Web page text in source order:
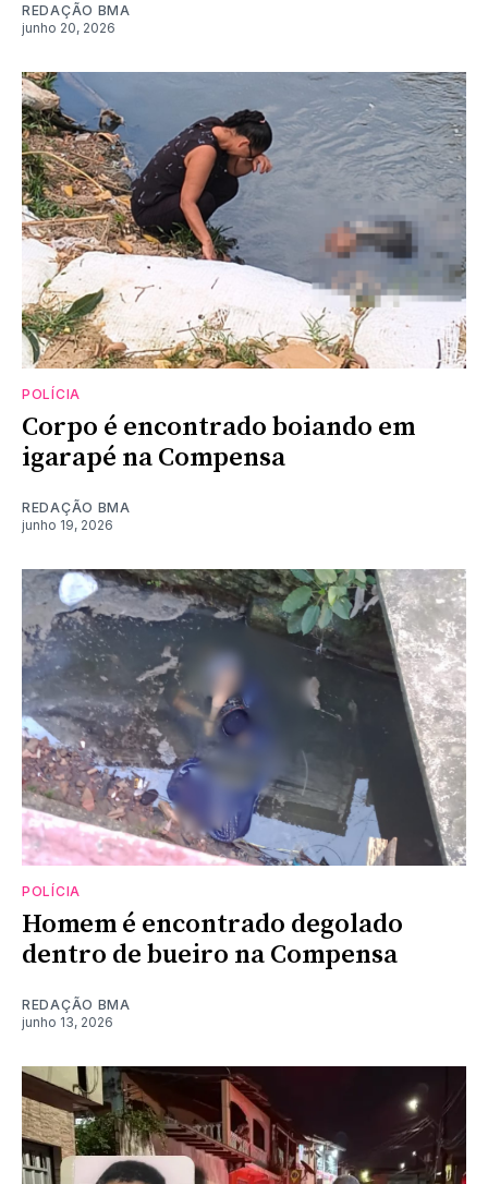
REDAÇÃO BMA
junho 20, 2026
POLÍCIA
Corpo é encontrado boiando em
igarapé na Compensa
REDAÇÃO BMA
junho 19, 2026
POLÍCIA
Homem é encontrado degolado
dentro de bueiro na Compensa
REDAÇÃO BMA
junho 13, 2026